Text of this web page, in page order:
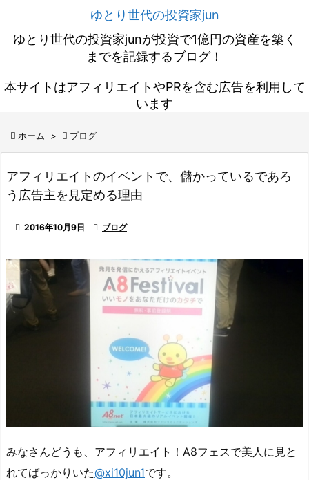
ゆとり世代の投資家jun
ゆとり世代の投資家junが投資で1億円の資産を築く
までを記録するブログ！
本サイトはアフィリエイトやPRを含む広告を利用して
います
 ホーム >  ブログ
アフィリエイトのイベントで、儲かっているであろ
う広告主を見定める理由
 2016年10月9日  ブログ
みなさんどうも、アフィリエイト！A8フェスで美人に見と
れてばっかりいた@xi10jun1です。